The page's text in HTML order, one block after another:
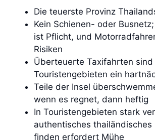
Die teuerste Provinz
Kein Schienen- oder
ist Pflicht, und
Risiken
Überteuerte Taxifahrten sind
Touristengebieten ein
Teile der Insel
wenn es regnet, dann heftig
In Touristengebieten stark
authentisches thailändisches
finden erfordert Mühe